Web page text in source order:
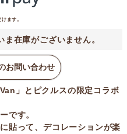
ます。
在庫がございません。
お問い合わせ
」とピクルスの限定コラボ
です。
貼って、デコレーションが楽